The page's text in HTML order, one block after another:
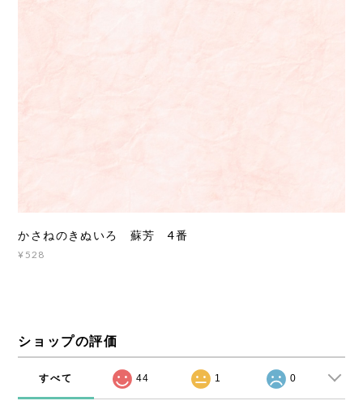
かさねのきぬいろ 蘇芳 4番
¥528
ショップの評価
すべて 44 1 0